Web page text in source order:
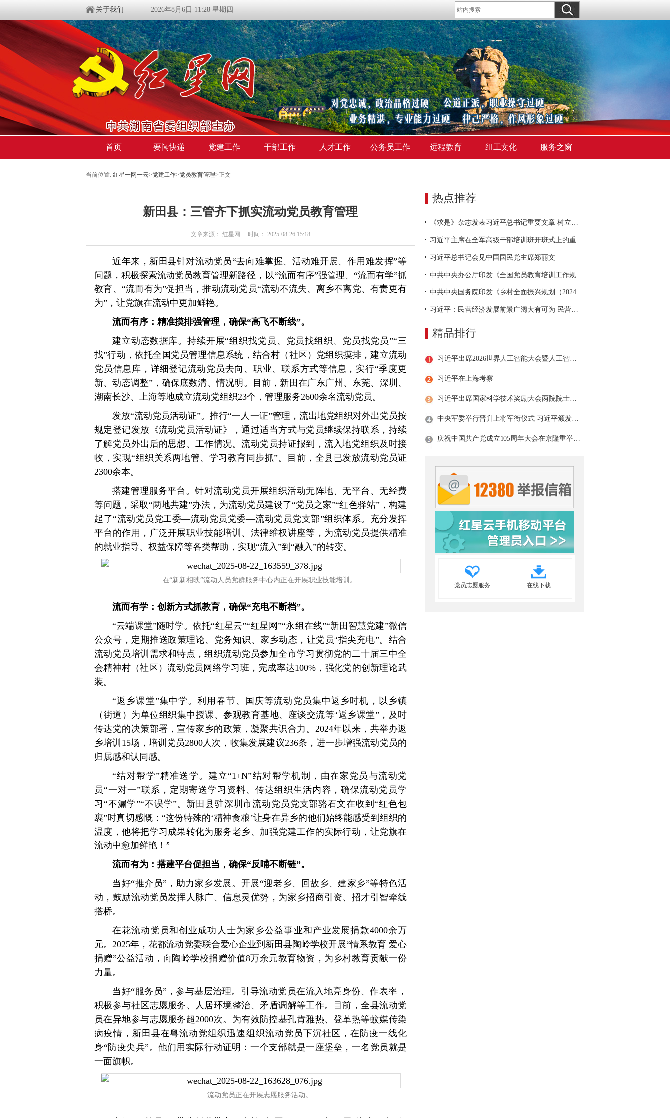
关于我们 2026年8月6日 11:28 星期四
首页 要闻快递 党建工作 干部工作 人才工作 公务员工作 远程教育 组工文化 服务之窗
当前位置: 红星一网一云>党建工作>党员教育管理>正文
新田县：三管齐下抓实流动党员教育管理
文章来源： 红星网 时间： 2025-08-26 15:18
近年来，新田县针对流动党员“去向难掌握、活动难开展、作用难发挥”等
问题，积极探索流动党员教育管理新路径，以“流而有序”强管理、“流而有学”抓
教育、“流而有为”促担当，推动流动党员“流动不流失、离乡不离党、有责更有
为”，让党旗在流动中更加鲜艳。
流而有序：精准摸排强管理，确保“高飞不断线”。
建立动态数据库。持续开展“组织找党员、党员找组织、党员找党员”“三
找”行动，依托全国党员管理信息系统，结合村（社区）党组织摸排，建立流动
党员信息库，详细登记流动党员去向、职业、联系方式等信息，实行“季度更
新、动态调整”，确保底数清、情况明。目前，新田在广东广州、东莞、深圳、
湖南长沙、上海等地成立流动党组织23个，管理服务2600余名流动党员。
发放“流动党员活动证”。推行“一人一证”管理，流出地党组织对外出党员按
规定登记发放《流动党员活动证》，通过适当方式与党员继续保持联系，持续
了解党员外出后的思想、工作情况。流动党员持证报到，流入地党组织及时接
收，实现“组织关系两地管、学习教育同步抓”。目前，全县已发放流动党员证
2300余本。
搭建管理服务平台。针对流动党员开展组织活动无阵地、无平台、无经费
等问题，采取“两地共建”办法，为流动党员建设了“党员之家”“红色驿站”，构建
起了“流动党员党工委—流动党员党委—流动党员党支部”组织体系。充分发挥
平台的作用，广泛开展职业技能培训、法律维权讲座等，为流动党员提供精准
的就业指导、权益保障等各类帮助，实现“流入”到“融入”的转变。
在“新新相映”流动人员党群服务中心内正在开展职业技能培训。
流而有学：创新方式抓教育，确保“充电不断档”。
“云端课堂”随时学。依托“红星云”“红星网”“永组在线”“新田智慧党建”微信
公众号，定期推送政策理论、党务知识、家乡动态，让党员“指尖充电”。结合
流动党员培训需求和特点，组织流动党员参加全市学习贯彻党的二十届三中全
会精神村（社区）流动党员网络学习班，完成率达100%，强化党的创新理论武
装。
“返乡课堂”集中学。利用春节、国庆等流动党员集中返乡时机，以乡镇
（街道）为单位组织集中授课、参观教育基地、座谈交流等“返乡课堂”，及时
传达党的决策部署，宣传家乡的政策，凝聚共识合力。2024年以来，共举办返
乡培训15场，培训党员2800人次，收集发展建议236条，进一步增强流动党员的
归属感和认同感。
“结对帮学”精准送学。建立“1+N”结对帮学机制，由在家党员与流动党
员“一对一”联系，定期寄送学习资料、传达组织生活内容，确保流动党员学
习“不漏学”“不误学”。新田县驻深圳市流动党员党支部骆石文在收到“红色包
裹”时真切感慨：“这份特殊的‘精神食粮’让身在异乡的他们始终能感受到组织的
温度，他将把学习成果转化为服务老乡、加强党建工作的实际行动，让党旗在
流动中愈加鲜艳！”
流而有为：搭建平台促担当，确保“反哺不断链”。
当好“推介员”，助力家乡发展。开展“迎老乡、回故乡、建家乡”等特色活
动，鼓励流动党员发挥人脉广、信息灵优势，为家乡招商引资、招才引智牵线
搭桥。
在花流动党员和创业成功人士为家乡公益事业和产业发展捐款4000余万
元。2025年，花都流动党委联合爱心企业到新田县陶岭学校开展“情系教育 爱心
捐赠”公益活动，向陶岭学校捐赠价值8万余元教育物资，为乡村教育贡献一份
力量。
当好“服务员”，参与基层治理。引导流动党员在流入地亮身份、作表率，
积极参与社区志愿服务、人居环境整治、矛盾调解等工作。目前，全县流动党
员在异地参与志愿服务超2000次。为有效防控基孔肯雅热、登革热等蚊媒传染
病疫情，新田县在粤流动党组织迅速组织流动党员下沉社区，在防疫一线化
身“防疫尖兵”。他们用实际行动证明：一个支部就是一座堡垒，一名党员就是
一面旗帜。
流动党员正在开展志愿服务活动。
热点推荐
《求是》杂志发表习近平总书记重要文章 树立和践行正确政绩观
习近平主席在全军高级干部培训班开班式上的重要讲话引领全军开展思想整风、深化政治整训
习近平总书记会见中国国民党主席郑丽文
中共中央办公厅印发《全国党员教育培训工作规划（2024－2028年）》
中共中央国务院印发《乡村全面振兴规划（2024—2027年）》
习近平：民营经济发展前景广阔大有可为 民营企业和民营企业家大显身手正当其时
精品排行
习近平出席2026世界人工智能大会暨人工智能全球治理高级别会议开幕式并发表主旨讲话
习近平在上海考察
习近平出席国家科学技术奖励大会两院院士大会中国科协第十一次全国代表大会并发表重要讲话
中央军委举行晋升上将军衔仪式 习近平颁发命令状并向晋衔的军官表示祝贺
庆祝中国共产党成立105周年大会在京隆重举行 习近平发表重要讲话
党员志愿服务 在线下载